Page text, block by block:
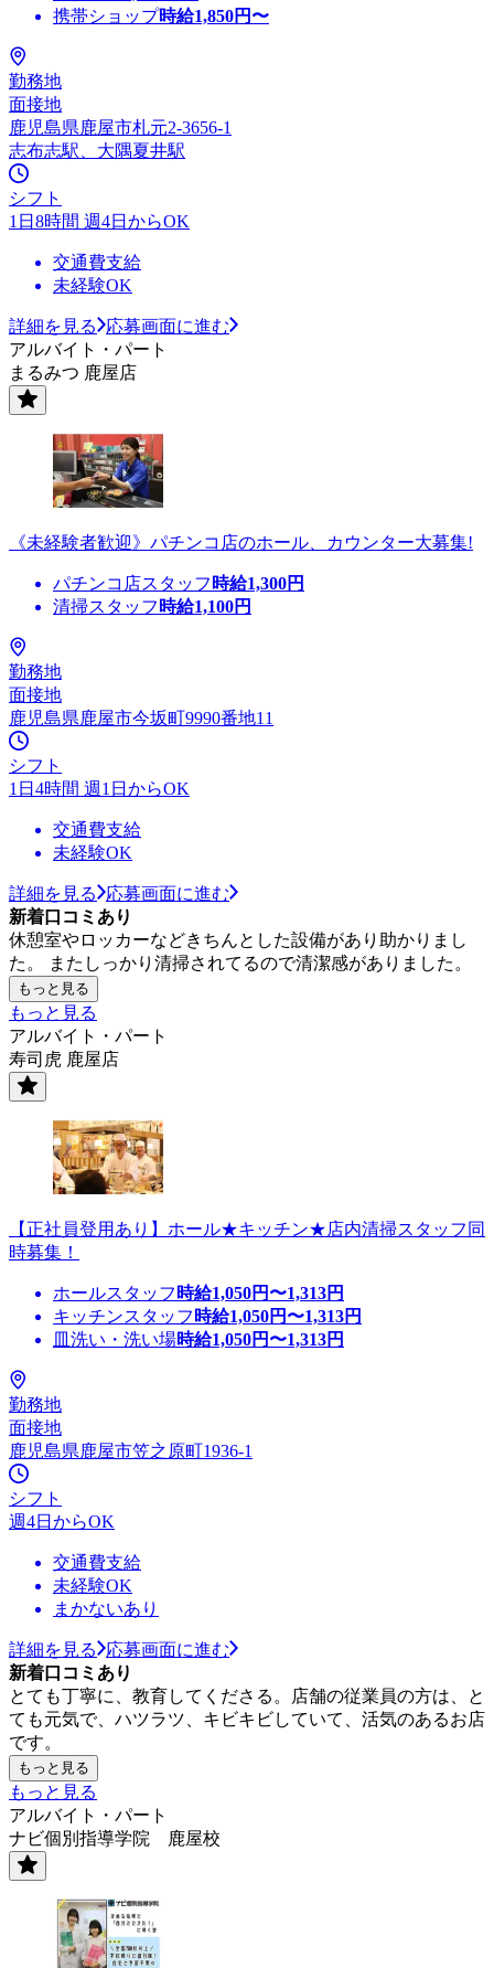
携帯ショップ時給1,850円〜
勤務地
面接地
鹿児島県鹿屋市札元2-3656-1
志布志駅、大隅夏井駅
シフト
1日8時間 週4日からOK
交通費支給
未経験OK
詳細を見る
応募画面に進む
アルバイト・パート
まるみつ 鹿屋店
《未経験者歓迎》パチンコ店のホール、カウンター大募集!
パチンコ店スタッフ 時給1,300円
清掃スタッフ 時給1,100円
勤務地
面接地
鹿児島県鹿屋市今坂町9990番地11
シフト
1日4時間 週1日からOK
交通費支給
未経験OK
詳細を見る
応募画面に進む
新着口コミあり
休憩室やロッカーなどきちんとした設備があり助かりまし
た。 またしっかり清掃されてるので清潔感がありました。
もっと見る
もっと見る
アルバイト・パート
寿司虎 鹿屋店
【正社員登用あり】ホール★キッチン★店内清掃スタッフ同
時募集！
ホールスタッフ 時給1,050円〜1,313円
キッチンスタッフ 時給1,050円〜1,313円
皿洗い・洗い場時給1,050円〜1,313円
勤務地
面接地
鹿児島県鹿屋市笠之原町1936-1
シフト
週4日からOK
交通費支給
未経験OK
まかないあり
詳細を見る
応募画面に進む
新着口コミあり
とても丁寧に、教育してくださる。店舗の従業員の方は、と
ても元気で、ハツラツ、キビキビしていて、活気のあるお店
です。
もっと見る
もっと見る
アルバイト・パート
ナビ個別指導学院 鹿屋校